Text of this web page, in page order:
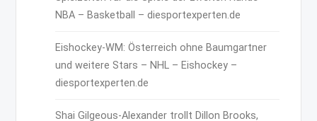
NBA – Basketball – diesportexperten.de
Eishockey-WM: Österreich ohne Baumgartner
und weitere Stars – NHL – Eishockey –
diesportexperten.de
Shai Gilgeous-Alexander trollt Dillon Brooks,